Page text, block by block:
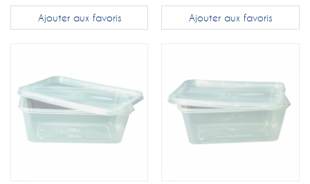
Ajouter aux favoris Ajouter aux favoris